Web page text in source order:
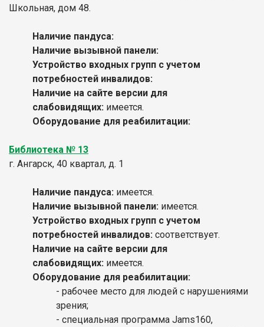
Школьная, дом 48.
Наличие пандуса:
Наличие вызывной панели:
Устройство входных групп с учетом
потребностей инвалидов:
Наличие на сайте версии для
слабовидящих: имеется.
Оборудование для реабилитации:
Библиотека № 13
г. Ангарск, 40 квартал, д. 1
Наличие пандуса: имеется.
Наличие вызывной панели: имеется.
Устройство входных групп с учетом
потребностей инвалидов: соответствует.
Наличие на сайте версии для
слабовидящих: имеется.
Оборудование для реабилитации:
- рабочее место для людей с нарушениями
зрения;
- специальная программа Jams160,